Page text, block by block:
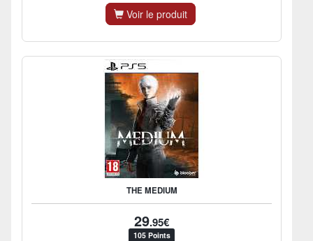
Voir le produit
THE MEDIUM
29.95€
105 Points